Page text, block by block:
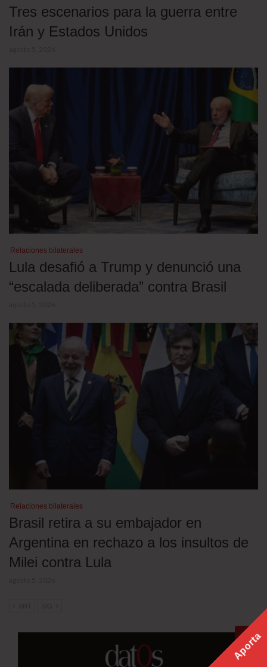
Tres escenarios para la guerra entre
Irán y Estados Unidos
Relaciones bilaterales
Lula desafió a Trump y denunció una
“escalada deliberada” contra Brasil
Relaciones bilaterales
Brasil retira a su embajador en
Argentina en rechazo a los insultos de
Milei contra Lula
Aporta